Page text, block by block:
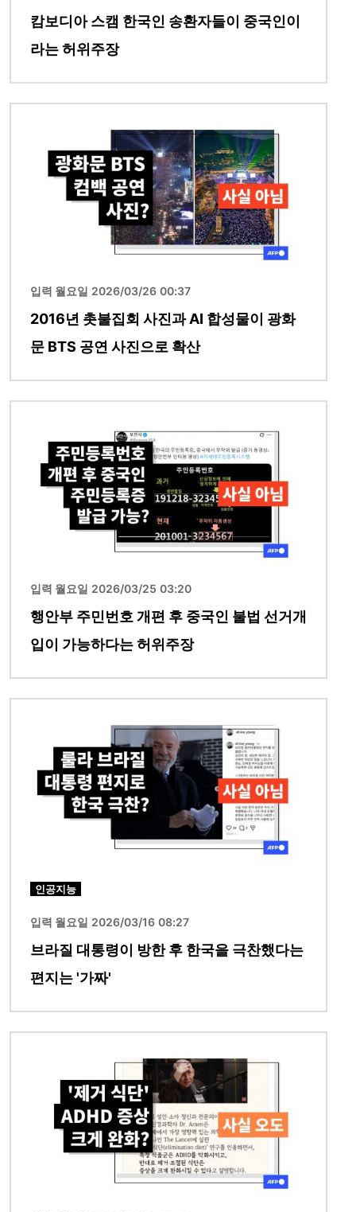
캄보디아 스캠 한국인 송환자들이 중국인이
라는 허위주장
입력 월요일 2026/03/26 00:37
2016년 촛불집회 사진과 AI 합성물이 광화
문 BTS 공연 사진으로 확산
입력 월요일 2026/03/25 03:20
행안부 주민번호 개편 후 중국인 불법 선거개
입이 가능하다는 허위주장
인공지능
입력 월요일 2026/03/16 08:27
브라질 대통령이 방한 후 한국을 극찬했다는
편지는 '가짜'